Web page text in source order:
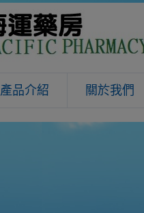
產品介紹 關於我們